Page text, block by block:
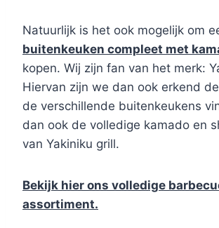
Natuurlijk is het ook mogelijk om
buitenkeuken compleet met
kopen. Wij zijn fan van het merk:
Hiervan zijn we dan ook erkend
de verschillende buitenkeukens
dan ook de volledige kamado en
van Yakiniku grill.
Bekijk hier ons volledige
assortiment.